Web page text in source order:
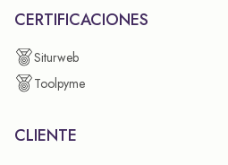
CERTIFICACIONES
Siturweb
Toolpyme
CLIENTE